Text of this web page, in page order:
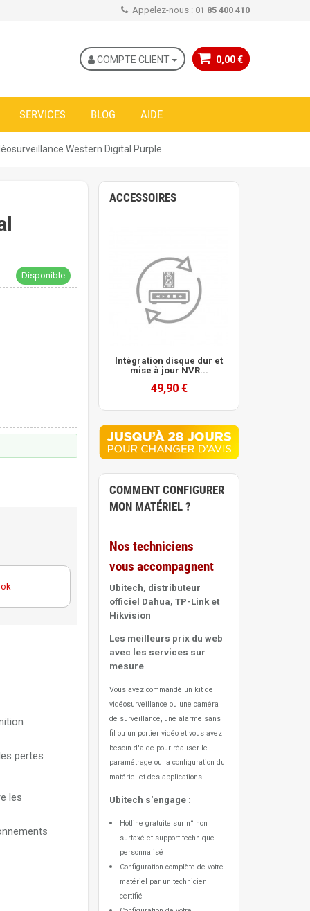
Appelez-nous : 01 85 400 410
0,00 €
COMPTE CLIENT
SERVICES BLOG AIDE
Western Digital Purple
Disponible
pertes
les
ACCESSOIRES
Intégration disque dur et
mise à jour NVR...
49,90 €
COMMENT CONFIGURER
MON MATÉRIEL ?
Nos techniciens
vous accompagnent
Ubitech, distributeur
officiel Dahua, TP-Link et
Hikvision
Les meilleurs prix du web
avec les services sur
mesure
Vous avez commandé un kit de
vidéosurveillance ou une caméra
de surveillance, une alarme sans
fil ou un portier vidéo et vous avez
besoin d'aide pour réaliser le
paramétrage ou la configuration du
matériel et des applications.
Ubitech s'engage :
Hotline gratuite sur n° non
surtaxé et support technique
personnalisé
Configuration complète de votre
matériel par un technicien
certifié